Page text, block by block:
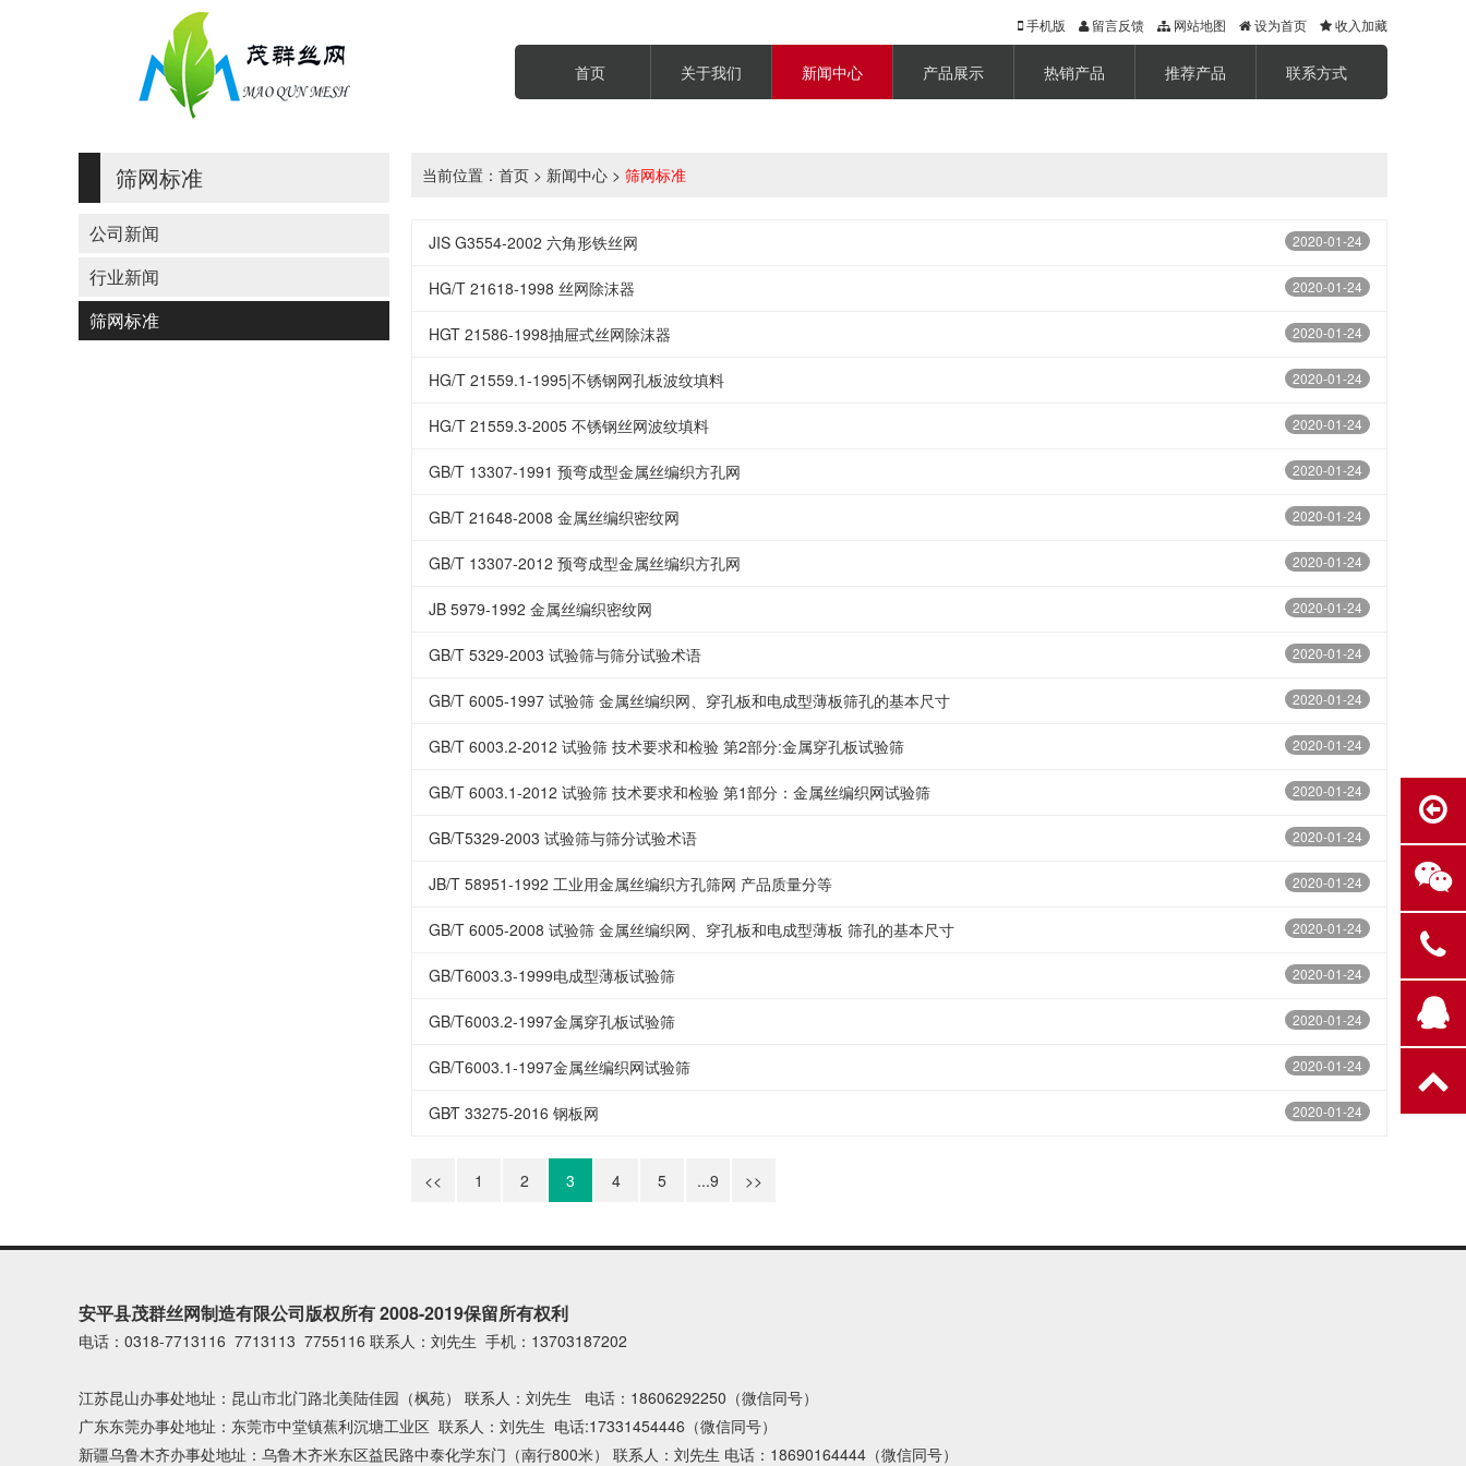
手机版 留言反馈 网站地图 设为首页 收入加藏
联系方式
推荐产品
热销产品
产品展示
新闻中心
关于我们
首页
筛网标准
公司新闻
行业新闻
筛网标准
当前位置： 首页 > 新闻中心 > 筛网标准
2020-01-24
JIS G3554-2002 六角形铁丝网
2020-01-24
HG/T 21618-1998 丝网除沫器
2020-01-24
HGT 21586-1998抽屉式丝网除沫器
2020-01-24
HG/T 21559.1-1995|不锈钢网孔板波纹填料
2020-01-24
HG/T 21559.3-2005 不锈钢丝网波纹填料
2020-01-24
GB/T 13307-1991 预弯成型金属丝编织方孔网
2020-01-24
GB/T 21648-2008 金属丝编织密纹网
2020-01-24
GB/T 13307-2012 预弯成型金属丝编织方孔网
2020-01-24
JB 5979-1992 金属丝编织密纹网
2020-01-24
GB/T 5329-2003 试验筛与筛分试验术语
2020-01-24
GB/T 6005-1997 试验筛 金属丝编织网、穿孔板和电成型薄板筛孔的基本尺寸
2020-01-24
GB/T 6003.2-2012 试验筛 技术要求和检验 第2部分:金属穿孔板试验筛
2020-01-24
GB/T 6003.1-2012 试验筛 技术要求和检验 第1部分：金属丝编织网试验筛
2020-01-24
GB/T5329-2003 试验筛与筛分试验术语
2020-01-24
JB/T 58951-1992 工业用金属丝编织方孔筛网 产品质量分等
2020-01-24
GB/T 6005-2008 试验筛 金属丝编织网、穿孔板和电成型薄板 筛孔的基本尺寸
2020-01-24
GB/T6003.3-1999电成型薄板试验筛
2020-01-24
GB/T6003.2-1997金属穿孔板试验筛
2020-01-24
GB/T6003.1-1997金属丝编织网试验筛
2020-01-24
GB∕T 33275-2016 钢板网
<< 1 2 3 4 5 ...9 >>
安平县茂群丝网制造有限公司版权所有 2008-2019保留所有权利
电话：0318-7713116 7713113 7755116 联系人：刘先生 手机：13703187202
江苏昆山办事处地址：昆山市北门路北美陆佳园（枫苑） 联系人：刘先生 电话：18606292250（微信同号）
广东东莞办事处地址：东莞市中堂镇蕉利沉塘工业区 联系人：刘先生 电话:17331454446（微信同号）
新疆乌鲁木齐办事处地址：乌鲁木齐米东区益民路中泰化学东门（南行800米） 联系人：刘先生 电话：18690164444（微信同号）